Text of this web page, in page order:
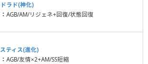
ラド(神化)
AGB/AM/リジェネ+回復/状態回復
ティス(進化)
AGB/友情×2+AM/SS短縮